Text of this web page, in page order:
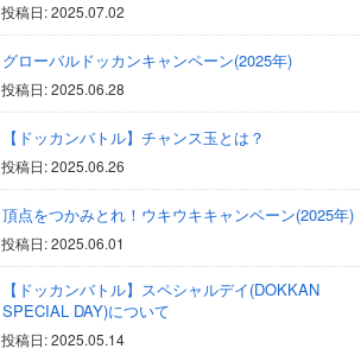
投稿日: 2025.07.02
グローバルドッカンキャンペーン(2025年)
投稿日: 2025.06.28
【ドッカンバトル】チャンス玉とは？
投稿日: 2025.06.26
頂点をつかみとれ！ウキウキキャンペーン(2025年)
投稿日: 2025.06.01
【ドッカンバトル】スペシャルデイ(DOKKAN
SPECIAL DAY)について
投稿日: 2025.05.14